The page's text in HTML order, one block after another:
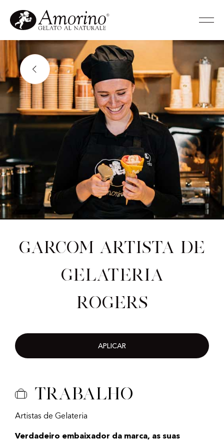
Garcom artista de
gelateria
Rogers
APLICAR
Trabalho
Artistas de Gelateria
Verdadeiro embaixador da marca, as suas